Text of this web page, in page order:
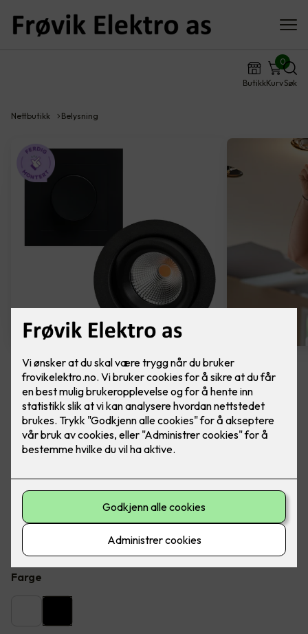
ButikkKurv
0
Søk
Nettbutikk Belysning
6 stk sorte LED downlights
rehab inkl. LED dimmer
Ferdig montert - Junistar ECO 2700 m/ LED
Flott LED downlight med 42 graders spredning og 30
graders vipp i to retninger til innendørs bruke, inkl. LED
dimmer. Inkludert montering.
Farge